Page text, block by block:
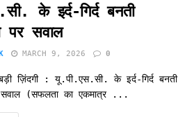
के इर्द-गिर्द बनती
पर सवाल
MARCH 9, 2026 0
ज़िंदगी : यू.पी.एस.सी. के इर्द-गिर्द बनती
सवाल (सफलता का एकमात्र ...